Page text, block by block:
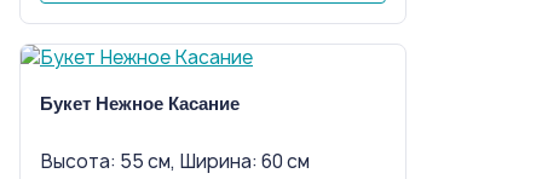
Букет Нежное Касание
Высота: 55 см, Ширина: 60 см